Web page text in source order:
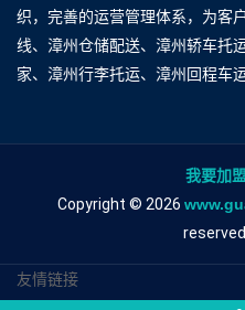
织，完善的运营管理体系，为客
线、漳州仓储配送、漳州轿车托
家、漳州行李托运、漳州回程车
我要加
Copyright © 2026
reserved.
友情链接